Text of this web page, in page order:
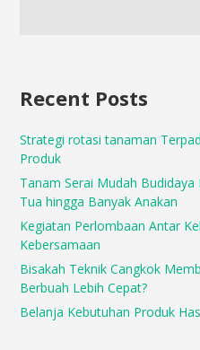
Recent Posts
Strategi rotasi tanaman
Produk
Tanam Serai Mudah
Tua hingga Banyak Anakan
Kegiatan Perlombaan Antar
Kebersamaan
Bisakah Teknik Cangkok
Berbuah Lebih Cepat?
Belanja Kebutuhan Produk